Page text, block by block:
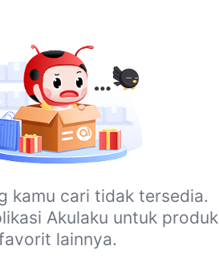
kamu cari tidak tersedia.
Akulaku untuk produk
lainnya.